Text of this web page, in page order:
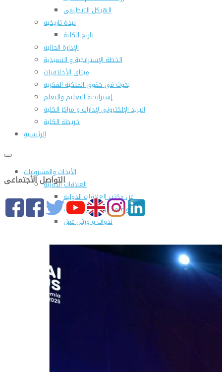
الهيكل التنظيمى
نبذة تاريخية
تاريخ الكلية
الإدارة الحالية
الخطة الإستراتجية و التنفيذية
ميثاق الأخلاقيات
بحوث فى حقوق الملكية الفكرية
إستراتجية التعليم والتعلم
البريد الإلكترونى لإدارات و مراكز الكلية
خريطة الكلية
الرئيسيه
الأبحاث والمشروعات
العلاقات الدولية
عن مكتب العلاقات الدولية
التوصيف الوظيفى للمكتب
ندوات و ورش عمل
الإنجازات العلمية والبحثية
قطاع البحوث والخطة البحثية
الإتفاقيات العلمية
قواعد البيانات العالمية للأبحاث
البحث فى مقتنيات المكتبات
التواصل الأجتماعى